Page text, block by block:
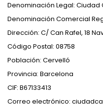
Denominación Legal: Ciudad
Denominación Comercial
Dirección: C/ Can Rafel, 18
Código Postal: 08758
Población: Cervelló
Provincia: Barcelona
CIF: B67133413
Correo electrónico: